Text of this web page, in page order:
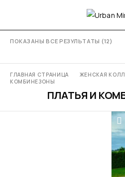
ПОКАЗАНЫ ВСЕ РЕЗУЛЬТАТЫ (12)
ПЛАТЬЯ И
ГЛАВНАЯ СТРАНИЦА ЖЕНСКАЯ
КОМБИНЕЗОНЫ